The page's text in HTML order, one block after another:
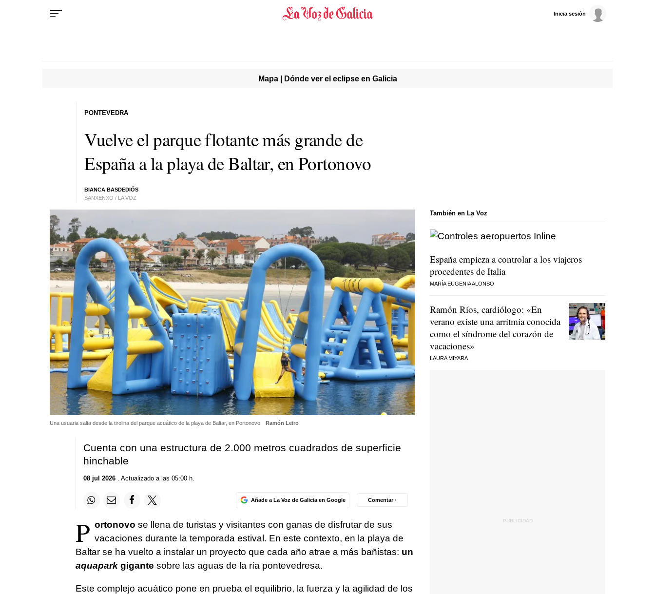
Inicia sesión
Mapa | Dónde ver el eclipse en Galicia
Vuelve el parque flotante más grande de
España a la playa de Baltar, en Portonovo
BIANCA BASDEDIÓS
SANXENXO / LA VOZ
PONTEVEDRA
Una usuaria salta desde la tirolina del parque acuático de la playa de Baltar, en Portonovo Ramón Leiro
Cuenta con una estructura de 2.000 metros cuadrados de superficie
hinchable
08 jul 2026. Actualizado a las 05:00 h.
Añade a La Voz de Galicia en Google Comentar ·
P ortonovo se llena de turistas y visitantes con ganas de disfrutar de sus
vacaciones durante la temporada estival. En este contexto, en la playa de
Baltar se ha vuelto a instalar un proyecto que cada año atrae a más bañistas: un
aquaparkgigante sobre las aguas de la ría pontevedresa.
Este complejo acuático pone en prueba el equilibrio, la fuerza y la agilidad de los
También en La Voz
España empieza a controlar a los viajeros
procedentes de Italia
MARÍA EUGENIA ALONSO
Ramón Ríos, cardiólogo: «En
verano existe una arritmia conocida
como el síndrome del corazón de
vacaciones»
LAURA MIYARA